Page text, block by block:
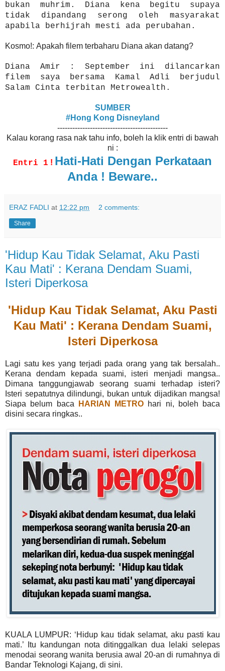
bukan muhrim. Diana kena begitu supaya
tidak dipandang serong oleh masyarakat
apabila berhijrah mesti ada perubahan.
Kosmo!: Apakah filem terbaharu Diana akan datang?
Diana Amir : September ini dilancarkan
filem saya bersama Kamal Adli berjudul
Salam Cinta terbitan Metrowealth.
SUMBER
#Hong Kong Disneyland
--------------------------------------------
Kalau korang rasa nak tahu info, boleh la klik entri di bawah
ni :
Entri 1 ! Hati-Hati Dengan Perkataan
Anda ! Beware..
ERAZ FADLI at 12:22 pm 2 comments:
Share
'Hidup Kau Tidak Selamat, Aku Pasti
Kau Mati' : Kerana Dendam Suami,
Isteri Diperkosa
'Hidup Kau Tidak Selamat, Aku Pasti
Kau Mati' : Kerana Dendam Suami,
Isteri Diperkosa
Lagi satu kes yang terjadi pada orang yang tak bersalah..
Kerana dendam kepada suami, isteri menjadi mangsa..
Dimana tanggungjawab seorang suami terhadap isteri?
Isteri sepatutnya dilindungi, bukan untuk dijadikan mangsa!
Siapa belum baca
HARIAN METRO hari ni, boleh baca
disini secara ringkas..
KUALA LUMPUR: ‘Hidup kau tidak selamat, aku pasti kau
mati.’ Itu kandungan nota ditinggalkan dua lelaki selepas
menodai seorang wanita berusia awal 20-an di rumahnya di
Bandar Teknologi Kajang, di sini.